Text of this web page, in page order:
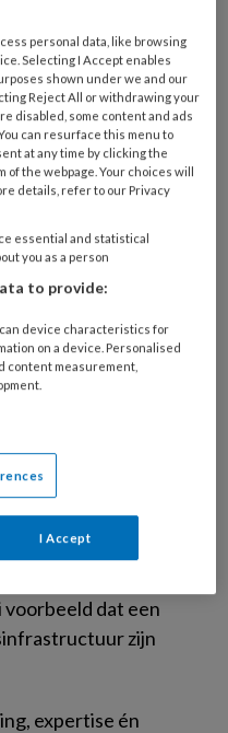
belicht in haar
mijn eigen
kwetsbaarheden
goed moment
dat regeren
om kan kijken
learned’
In het interview
kort
interuniversitaire
Vlaanderen, vertelt
als antwoord op
studenten. Het is
het tekort
maar de
dat een
zijn
expertise én
personal data, like browsing
Selecting I Accept enables
shown under we and our
Reject All or withdrawing your
disabled, some content and ads
can resurface this menu to
at any time by clicking the
of the webpage. Your choices will
details, refer to our Privacy
essential and statistical
you as a person
to provide:
device characteristics for
on a device. Personalised
content measurement,
I Accept